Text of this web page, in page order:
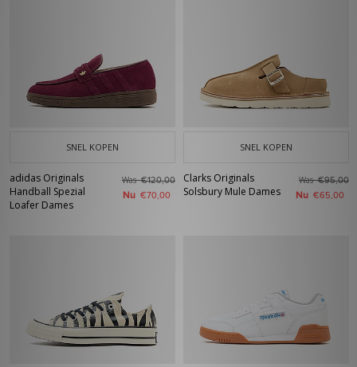
SNEL KOPEN
adidas Originals
Handball Spezial
Loafer Dames
Was€120,00
Nu €70,00
SNEL KOPEN
Clarks Originals
Solsbury Mule Dames
Was€95,00
Nu €65,00